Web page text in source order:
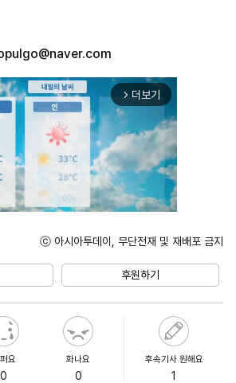
arrow_forward_ios 더보기
ⓒ 아시아투데이, 무단전재 및 재배포 금지
후원하기
요
0
화나요
0
후속기사 원해요
1